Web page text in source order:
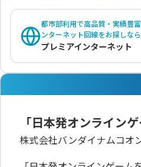
都市部利用で高品質・実績豊
ンターネット回線をお探しなら
プレミアインターネット
「日本発オンライン
株式会社バンダイナムコオ